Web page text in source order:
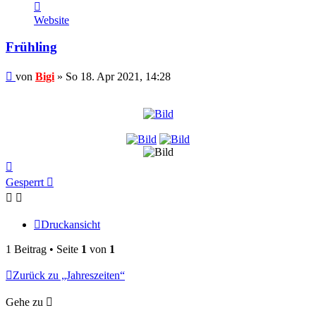
von
Bigi
Website
Frühling
Beitrag
von Bigi » So 18. Apr 2021, 14:28
oben
Gesperrt
Druckansicht
1 Beitrag • Seite 1 von 1
Zurück zu „Jahreszeiten“
Gehe zu